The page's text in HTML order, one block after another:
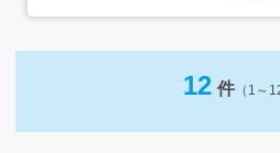
12 件 （1～